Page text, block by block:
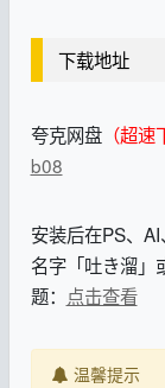
下载地址
夸克网盘（超速
b08
安装后在PS、
名字「吐き溜」
题： 点击查看
温馨提示